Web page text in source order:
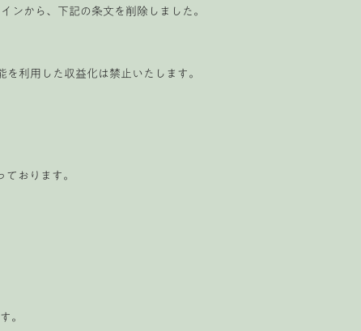
ンから、下記の条文を削除しました。
利用した収益化は禁止いたします。
おります。
。